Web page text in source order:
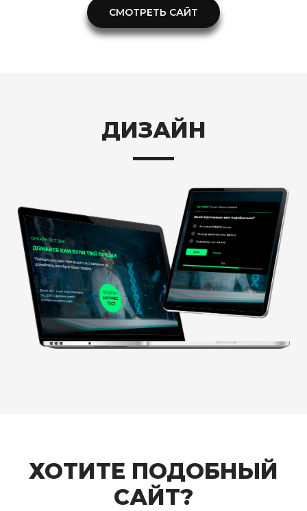
СМОТРЕТЬ САЙТ
ДИЗАЙН
ХОТИТЕ ПОДОБНЫЙ
САЙТ?